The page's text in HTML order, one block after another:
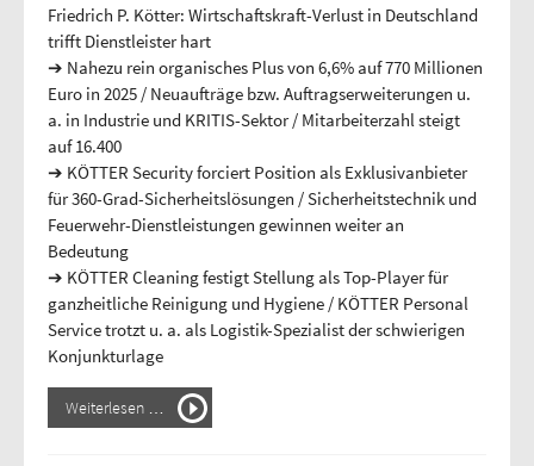
Friedrich P. Kötter: Wirtschaftskraft-Verlust in Deutschland
trifft Dienstleister hart
➔ Nahezu rein organisches Plus von 6,6% auf 770 Millionen
Euro in 2025 / Neuaufträge bzw. Auftragserweiterungen u.
a. in Industrie und KRITIS-Sektor / Mitarbeiterzahl steigt
auf 16.400
➔ KÖTTER Security forciert Position als Exklusivanbieter
für 360-Grad-Sicherheitslösungen / Sicherheitstechnik und
Feuerwehr-Dienstleistungen gewinnen weiter an
Bedeutung
➔ KÖTTER Cleaning festigt Stellung als Top-Player für
ganzheitliche Reinigung und Hygiene / KÖTTER Personal
Service trotzt u. a. als Logistik-Spezialist der schwierigen
Konjunkturlage
Weiterlesen …